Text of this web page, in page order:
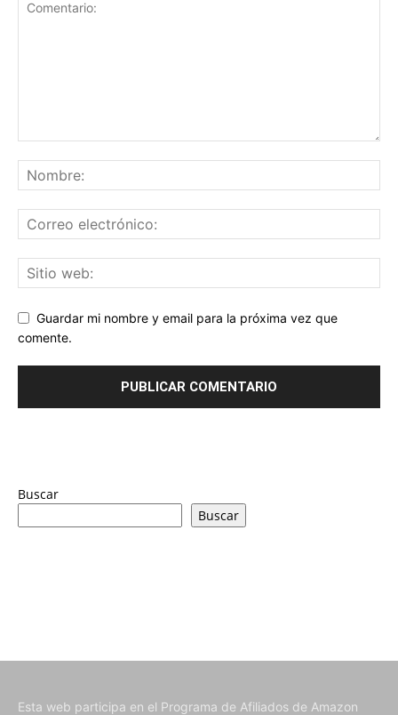
Guardar mi nombre y email para la próxima vez que
comente.
Buscar
Buscar
Esta web participa en el Programa de Afiliados de Amazon